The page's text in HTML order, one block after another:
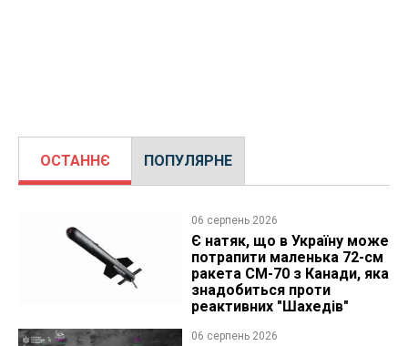
ОСТАННЄ ПОПУЛЯРНЕ
06 серпень 2026
Є натяк, що в Україну може
потрапити маленька 72-см
ракета CM-70 з Канади, яка
знадобиться проти
реактивних "Шахедів"
06 серпень 2026